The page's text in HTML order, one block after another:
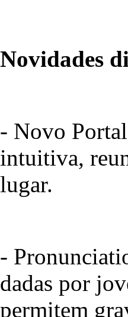
Novidades
- Novo
intuitiva,
lugar.
-
dadas por
permitem